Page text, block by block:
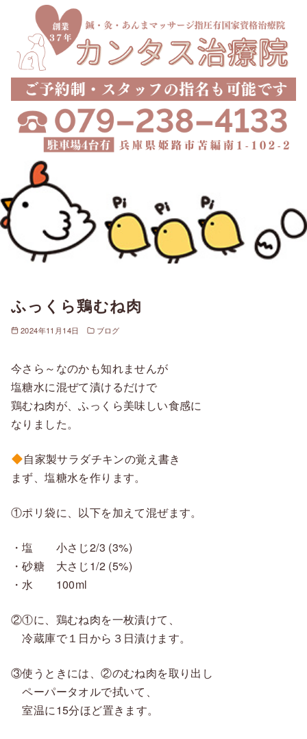
ふっくら鶏むね肉
2024年11月14日 ブログ
今さら～なのかも知れませんが
塩糖水に混ぜて漬けるだけで
鶏むね肉が、ふっくら美味しい食感に
なりました。
自家製サラダチキンの覚え書き
まず、塩糖水を作ります。
①ポリ袋に、以下を加えて混ぜます。
・塩 小さじ2/3 (3%)
・砂糖 大さじ1/2 (5%)
・水 100ml
②①に、鶏むね肉を一枚漬けて、
冷蔵庫で１日から３日漬けます。
③使うときには、②のむね肉を取り出し
ペーパータオルで拭いて、
室温に15分ほど置きます。